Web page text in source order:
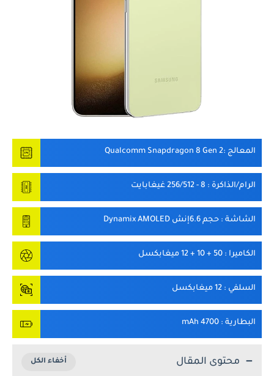
المعالج :Qualcomm Snapdragon 8 Gen 2
الرام/الذاكرة : 8 - 256/512 غيغابايت
الشاشة : حجم 6.6إنش Dynamix AMOLED
الكاميرا : 50 + 10 + 12 ميغابكسل
السلفي : 12 ميغابكسل
البطارية : 4700 mAh
محتوى المقال